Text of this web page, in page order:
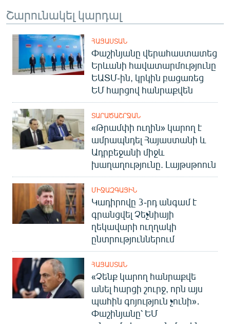
Շարունակել կարդալ
ՀԱՅԱՍՏԱՆ
Փաշինյանը վերահաստատեց
Երևանի հավատարմությունը
ԵԱՏՄ-ին, կրկին բացառեց
ԵՄ հարցով հանրաքվեն
ՏԱՐԱԾԱՇՐՋԱՆ
«Թրամփի ուղին» կարող է
ամրապնդել Հայաստանի և
Ադրբեջանի միջև
խաղաղությունը. Լայթսթոուն
ՄԻՋԱԶԳԱՅԻՆ
Կադիրովը 3-րդ անգամ է
գրանցվել Չեչնիայի
ղեկավարի ուղղակի
ընտրություններում
ՀԱՅԱՍՏԱՆ
«Չենք կարող հանրաքվե
անել հարցի շուրջ, որն այս
պահին գոյություն չունի»․
Փաշինյանը՝ ԵՄ